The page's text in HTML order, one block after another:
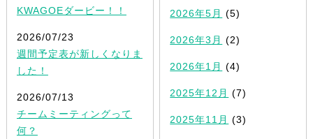
KWAGOEダービー！！
2026/07/23
週間予定表が新しくなりま
した！
2026/07/13
チームミーティングって
何？
2026年5月 (5)
2026年3月 (2)
2026年1月 (4)
2025年12月 (7)
2025年11月 (3)